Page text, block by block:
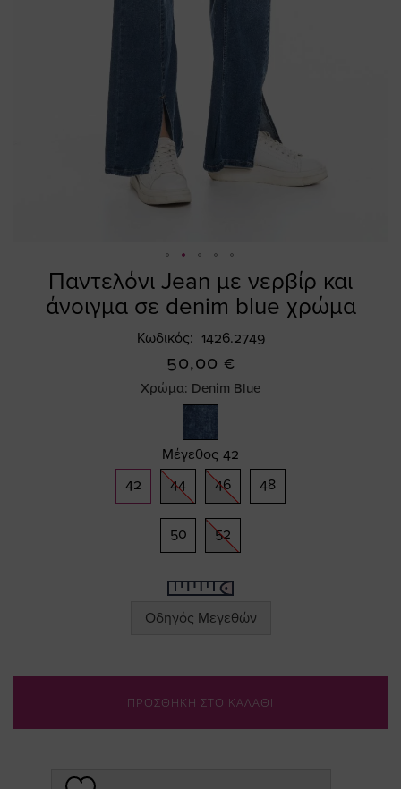
Παντελόνι Jean με νερβίρ και
άνοιγμα σε denim blue χρώμα
Κωδικός 1426.2749
50,00 €
Χρώμα: Denim Blue
Μέγεθος 42
42
44 46 48
50 52
Οδηγός Μεγεθών
ΠΡΟΣΘΗΚΗ ΣΤΟ ΚΑΛΑΘΙ